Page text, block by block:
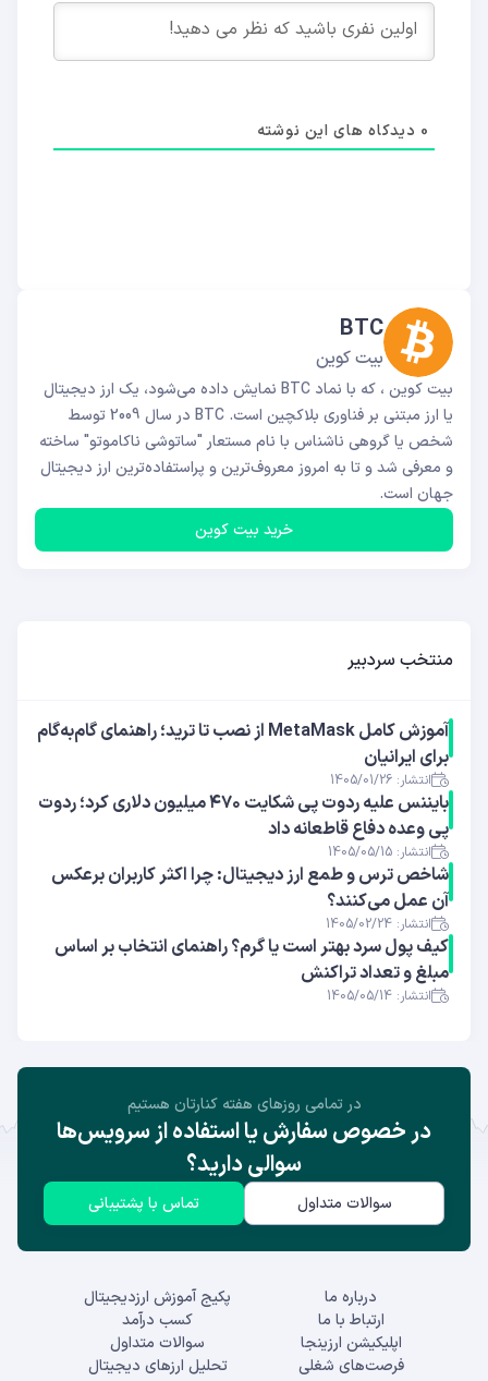
0 دیدکاه های این نوشته
BTC
بیت کوین
بیت کوین ، که با نماد BTC نمایش داده می‌شود، یک ارز دیجیتال
یا ارز مبتنی بر فناوری بلاکچین است. BTC در سال 2009 توسط
شخص یا گروهی ناشناس با نام مستعار "ساتوشی ناکاموتو" ساخته
و معرفی شد و تا به امروز معروف‌ترین و پراستفاده‌ترین ارز دیجیتال
جهان است.
خرید بیت کوین
منتخب سردبیر
آموزش کامل MetaMask از نصب تا ترید؛ راهنمای گام‌به‌گام
برای ایرانیان
انتشار: 1405/01/26
بایننس علیه ردوت پی شکایت ۴۷۰ میلیون دلاری کرد؛ ردوت
پی وعده دفاع قاطعانه داد
انتشار: 1405/05/15
شاخص ترس و طمع ارز دیجیتال: چرا اکثر کاربران برعکس
آن عمل می‌کنند؟
انتشار: 1405/02/24
کیف پول سرد بهتر است یا گرم؟ راهنمای انتخاب بر اساس
مبلغ و تعداد تراکنش
انتشار: 1405/05/14
در تمامی روز‌های هفته کنارتان هستیم
در خصوص سفارش یا استفاده از سرویس‌ها
سوالی دارید؟
سوالات متداول تماس با پشتیبانی
درباره ما
ارتباط با ما
اپلیکیشن ارزینجا
فرصت‌های شغلی
پکیج آموزش ارزدیجیتال
کسب درآمد
سوالات متداول
تحلیل ارزهای دیجیتال